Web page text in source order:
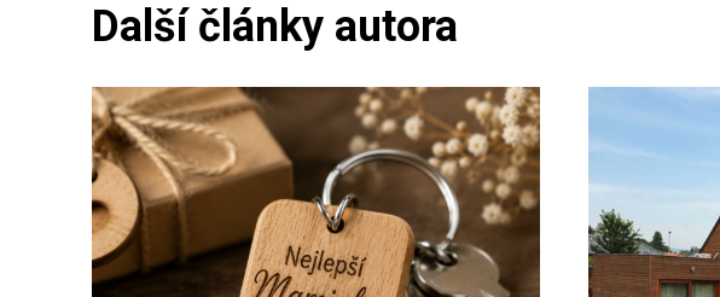
Další články autora